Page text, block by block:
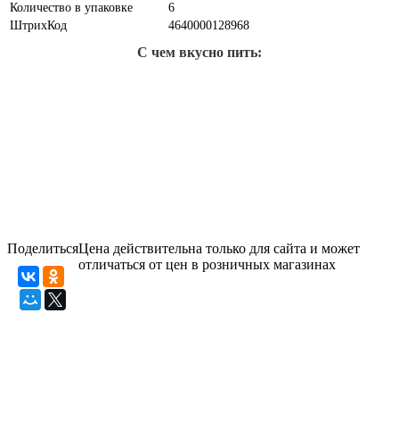
Количество в упаковке
6
ШтрихКод
4640000128968
С чем вкусно пить:
ПоделитьсяЦена действительна только для сайта и может
отличаться от цен в розничных магазинах